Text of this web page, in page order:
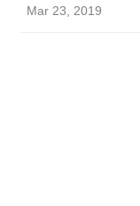
Mar 23, 2019